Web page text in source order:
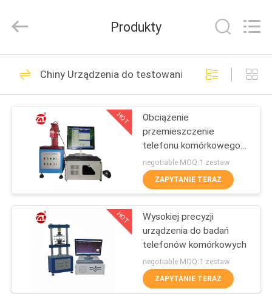
DOM
PRODUKTY
FILMY
NAS
WYCIECZKA
FABRYCE
Technology
Rights
Maszyna do
testowania gumy
268
Prasa
wulkanizacyjna
43
Produkty
Chiny Urządzenia do testowania telefonów
HOT
Obciążenie
przemieszczenie
telefonu komórkowego
Sprzęt testowy dla
klucza Stoke Button
negotiable MOQ:1 zestaw
ZAPYTANIE TERAZ
HOT
Wysokiej precyzji
urządzenia do badań
telefonów komórkowych
negotiable MOQ:1 zestaw
ZAPYTANIE TERAZ